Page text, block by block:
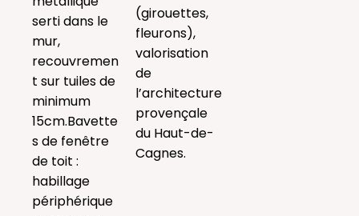
serti dans le
mur,
recouvremen
t sur tuiles de
minimum
15cm.Bavette
s de fenêtre
de toit :
habillage
périphérique
(girouettes,
fleurons),
valorisation
de
l’architecture
provençale
du Haut-de-
Cagnes.